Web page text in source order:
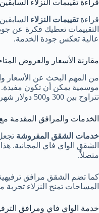
قراءة تقييمات النزلاء السابقين
قراءةتقييمات النزلاء
التقييمات تعطيك فكرة عن
عالية تعكس جودة الخدمة.
مقارنة الأسعار والعروض
من المهم البحث عن الأسعار
موسمية يمكن أن تكون مفيدة.
تتراوح بين 300 و500 دولار شهريًا
الخدمات والمرافق المقدمة
خدمات الشقق المفروشة
الشقق الواي فاي المجانية.
متصلاً.
كما تضم الشقق مرافق
المساحات تمنح النزلاء تجربة
خدمة الواي فاي ومرافق